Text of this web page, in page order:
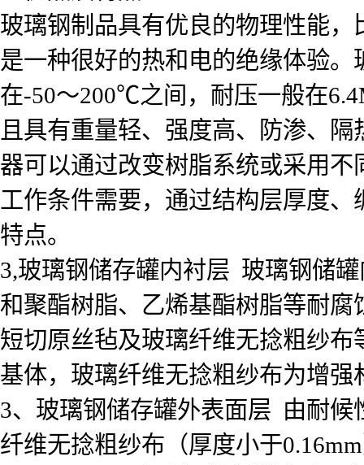
玻璃钢制品具有优良的物理性能
是一种很好的热和电的绝缘体验
在-50～200℃之间，耐压一般在
且具有重量轻、强度高、防渗、
器可以通过改变树脂系统或采用
工作条件需要，通过结构层厚度
特点。
3,玻璃钢储存罐内衬层 玻璃钢储
和聚酯树脂、乙烯基酯树脂等耐
短切原丝毡及玻璃纤维无捻粗纱
基体，玻璃纤维无捻粗纱布为增
3、玻璃钢储存罐外表面层 由耐
纤维无捻粗纱布（厚度小于